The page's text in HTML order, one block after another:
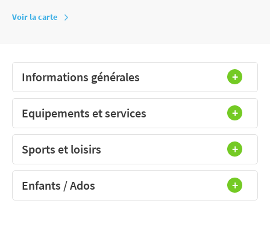
Voir la carte
Informations générales
Equipements et services
Sports et loisirs
Enfants / Ados